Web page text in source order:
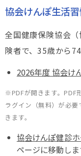
協会けんぽ生活
全国健康保険協会
険者で、35歳から
2026年度 協会
※PDFが開きます。
ラグイン（無料）が必
きます。
協会けんぽ健診
ページに移動しま